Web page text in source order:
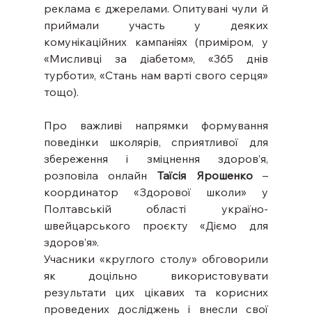
реклама є джерелами. Опитувані чули й
приймали участь у деяких
комунікаційних кампаніях (приміром, у
«Мисливці за діабетом», «365 днів
турботи», «Стань нам варті свого серця»
тощо).
Про важливі напрямки формування
поведінки школярів, сприятливої для
збереження і зміцнення здоров’я,
розповіла онлайн Таїсія Ярошенко –
координатор «Здорової школи» у
Полтавській області україно-
швейцарського проєкту «Діємо для
здоров’я».
Учасники «круглого столу» обговорили
як доцільно використовувати
результати цих цікавих та корисних
проведених досліджень і внесли свої